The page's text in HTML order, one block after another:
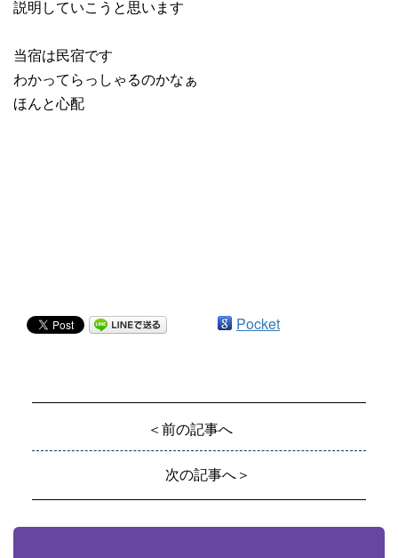
説明していこうと思います
当宿は民宿です
わかってらっしゃるのかなぁ
ほんと心配
Pocket
＜前の記事へ
次の記事へ＞